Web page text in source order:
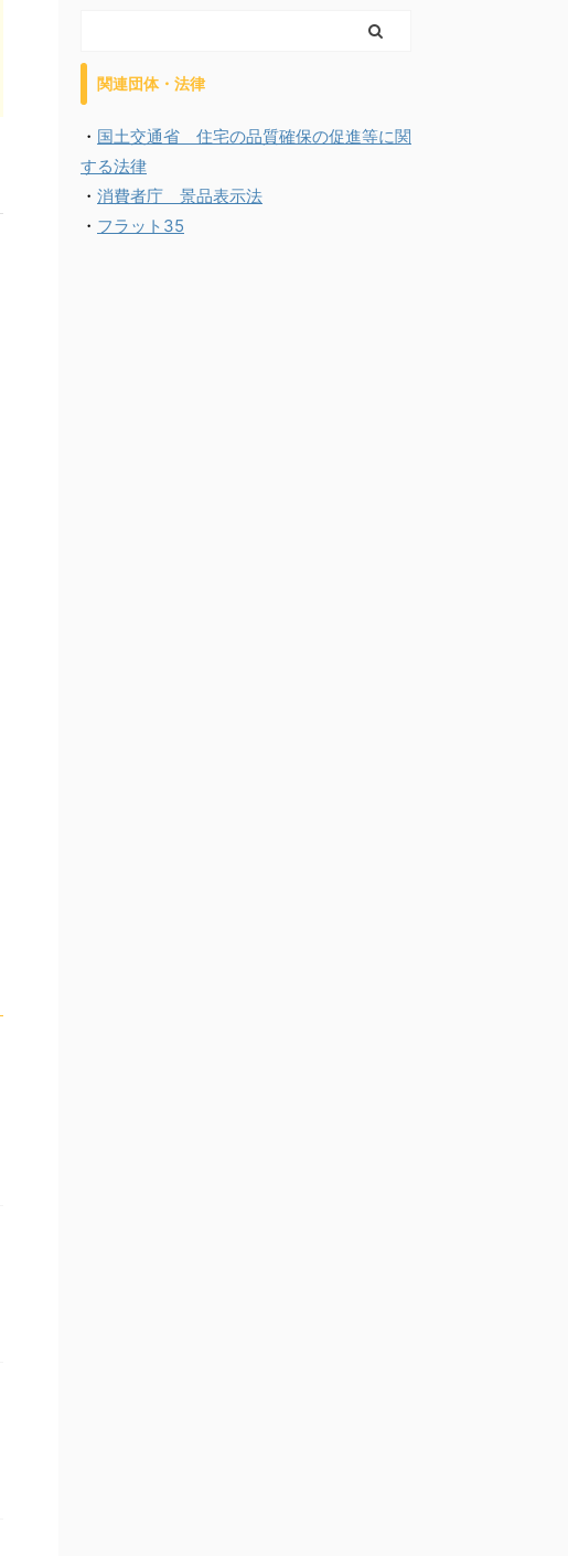
関連団体・法律
・ 国土交通省 住宅の品質確保の促進等に関
する法律
・ 消費者庁 景品表示法
・ フラット35